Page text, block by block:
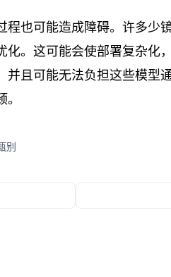
也可能造成障碍。许多少
。这可能会使部署复杂化
且可能无法负担这些模型
别